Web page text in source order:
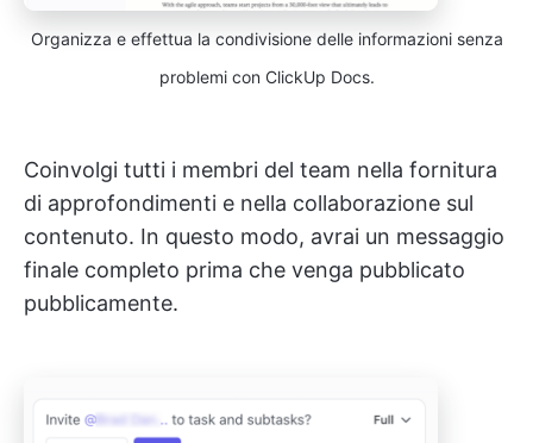
Organizza e effettua la condivisione delle informazioni senza
problemi con ClickUp Docs.
Coinvolgi tutti i membri del team nella fornitura
di approfondimenti e nella collaborazione sul
contenuto. In questo modo, avrai un messaggio
finale completo prima che venga pubblicato
pubblicamente.